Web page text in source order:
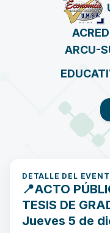
ARCU-
DETALLE DEL
📍ACTO
TESIS DE
Jueves 5 de